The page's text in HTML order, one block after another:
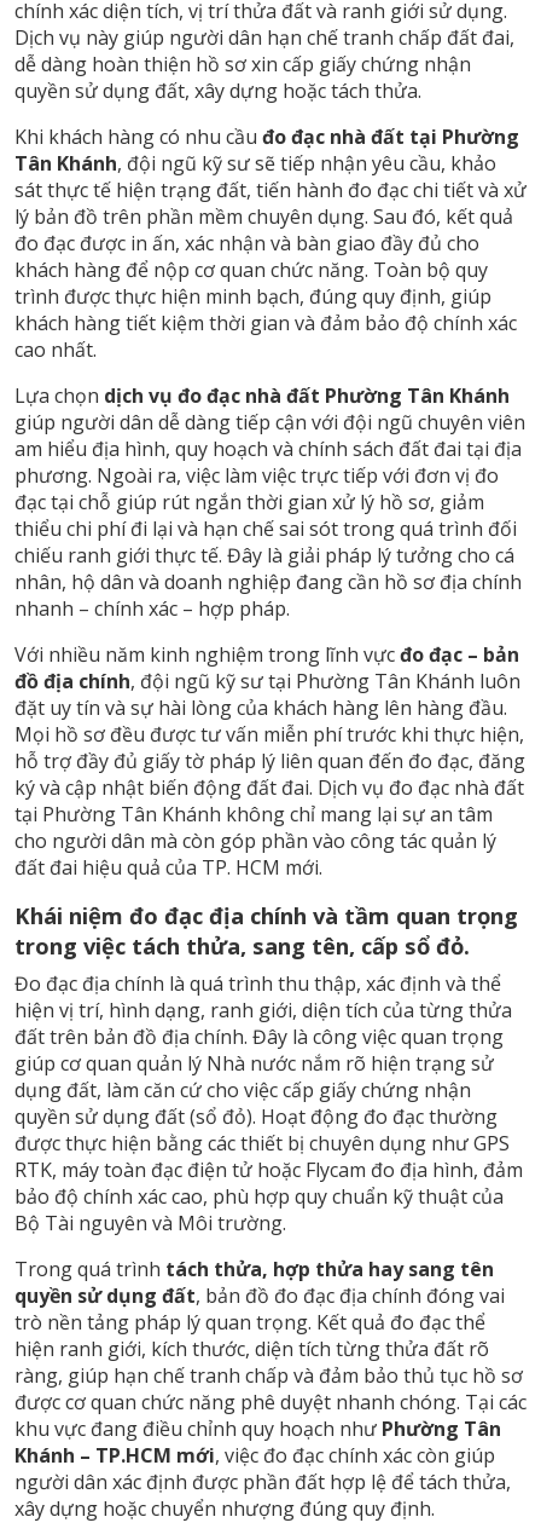
chính xác diện tích, vị trí thửa đất và ranh giới sử dụng.
Dịch vụ này giúp người dân hạn chế tranh chấp đất đai,
dễ dàng hoàn thiện hồ sơ xin cấp giấy chứng nhận
quyền sử dụng đất, xây dựng hoặc tách thửa.
Khi khách hàng có nhu cầu đo đạc nhà đất tại Phường
Tân Khánh, đội ngũ kỹ sư sẽ tiếp nhận yêu cầu, khảo
sát thực tế hiện trạng đất, tiến hành đo đạc chi tiết và xử
lý bản đồ trên phần mềm chuyên dụng. Sau đó, kết quả
đo đạc được in ấn, xác nhận và bàn giao đầy đủ cho
khách hàng để nộp cơ quan chức năng. Toàn bộ quy
trình được thực hiện minh bạch, đúng quy định, giúp
khách hàng tiết kiệm thời gian và đảm bảo độ chính xác
cao nhất.
Lựa chọn dịch vụ đo đạc nhà đất Phường Tân Khánh
giúp người dân dễ dàng tiếp cận với đội ngũ chuyên viên
am hiểu địa hình, quy hoạch và chính sách đất đai tại địa
phương. Ngoài ra, việc làm việc trực tiếp với đơn vị đo
đạc tại chỗ giúp rút ngắn thời gian xử lý hồ sơ, giảm
thiểu chi phí đi lại và hạn chế sai sót trong quá trình đối
chiếu ranh giới thực tế. Đây là giải pháp lý tưởng cho cá
nhân, hộ dân và doanh nghiệp đang cần hồ sơ địa chính
nhanh – chính xác – hợp pháp.
Với nhiều năm kinh nghiệm trong lĩnh vựcđo đạc – bản
đồ địa chính, đội ngũ kỹ sư tại Phường Tân Khánh luôn
đặt uy tín và sự hài lòng của khách hàng lên hàng đầu.
Mọi hồ sơ đều được tư vấn miễn phí trước khi thực hiện,
hỗ trợ đầy đủ giấy tờ pháp lý liên quan đến đo đạc, đăng
ký và cập nhật biến động đất đai. Dịch vụ đo đạc nhà đất
tại Phường Tân Khánh không chỉ mang lại sự an tâm
cho người dân mà còn góp phần vào công tác quản lý
đất đai hiệu quả của TP. HCM mới.
Khái niệm đo đạc địa chính và tầm quan trọng
trong việc tách thửa, sang tên, cấp sổ đỏ.
Đo đạc địa chính là quá trình thu thập, xác định và thể
hiện vị trí, hình dạng, ranh giới, diện tích của từng thửa
đất trên bản đồ địa chính. Đây là công việc quan trọng
giúp cơ quan quản lý Nhà nước nắm rõ hiện trạng sử
dụng đất, làm căn cứ cho việc cấp giấy chứng nhận
quyền sử dụng đất (sổ đỏ). Hoạt động đo đạc thường
được thực hiện bằng các thiết bị chuyên dụng như GPS
RTK, máy toàn đạc điện tử hoặc Flycam đo địa hình, đảm
bảo độ chính xác cao, phù hợp quy chuẩn kỹ thuật của
Bộ Tài nguyên và Môi trường.
Trong quá trình tách thửa, hợp thửa hay sang tên
quyền sử dụng đất, bản đồ đo đạc địa chính đóng vai
trò nền tảng pháp lý quan trọng. Kết quả đo đạc thể
hiện ranh giới, kích thước, diện tích từng thửa đất rõ
ràng, giúp hạn chế tranh chấp và đảm bảo thủ tục hồ sơ
được cơ quan chức năng phê duyệt nhanh chóng. Tại các
khu vực đang điều chỉnh quy hoạch như Phường Tân
Khánh – TP.HCM mới, việc đo đạc chính xác còn giúp
người dân xác định được phần đất hợp lệ để tách thửa,
xây dựng hoặc chuyển nhượng đúng quy định.